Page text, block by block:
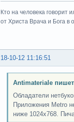
Кто на человека говорит
от Христа Врача и Бога в
18-10-12 11:16:51
Antimateriale
Обладатели
Приложения Metro
ниже 1024x768.